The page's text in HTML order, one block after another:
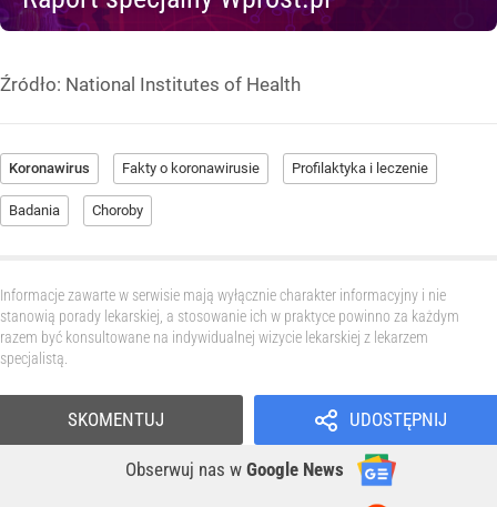
Źródło: National Institutes of Health
Koronawirus Fakty o koronawirusie Profilaktyka i leczenie
Badania Choroby
Informacje zawarte w serwisie mają wyłącznie charakter informacyjny i nie
stanowią porady lekarskiej, a stosowanie ich w praktyce powinno za każdym
razem być konsultowane na indywidualnej wizycie lekarskiej z lekarzem
specjalistą.
UDOSTĘPNIJ
Obserwuj nas w Google News
SKOMENTUJ